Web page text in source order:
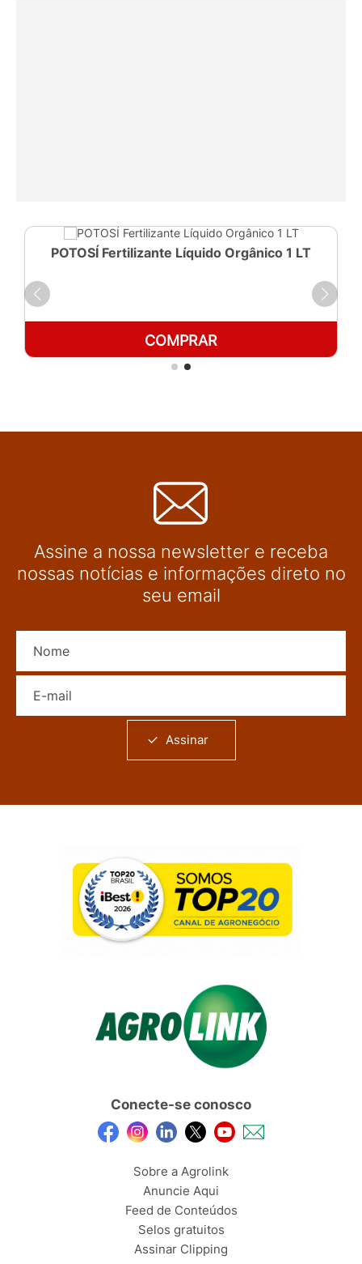
POTOSÍ Fertilizante Líquido Orgânico 1 LT
COMPRAR
Assine a nossa newsletter e receba
nossas notícias e informações direto no
seu email
Assinar
Conecte-se conosco
Sobre a Agrolink
Anuncie Aqui
Feed de Conteúdos
Selos gratuitos
Assinar Clipping